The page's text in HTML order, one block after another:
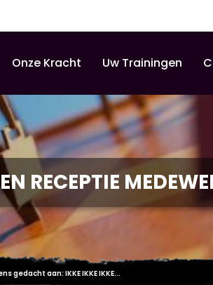
Onze Kracht Uw Trainingen
RECEPTIE
gedacht aan: IKKE IKKE IKKE...